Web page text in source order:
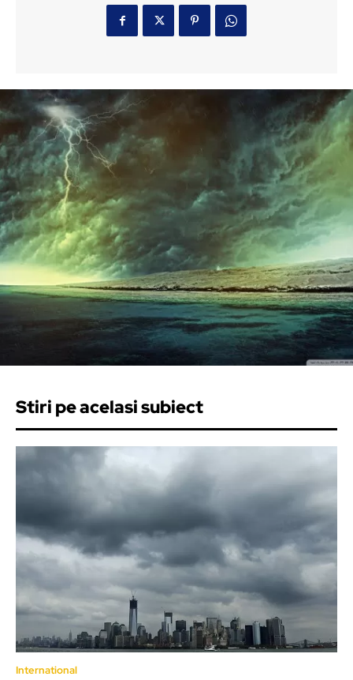
Stiri pe acelasi subiect
International